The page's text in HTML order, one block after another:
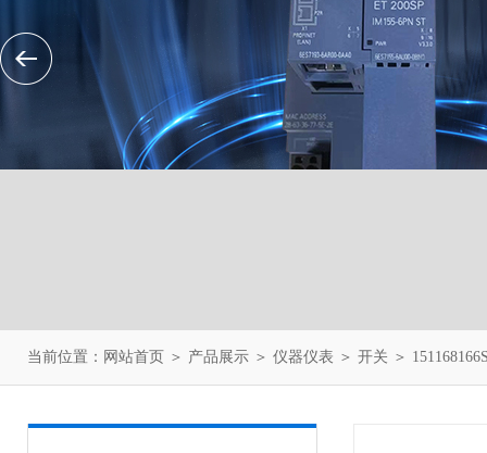
当前位置： 网站首页 ＞ 产品展示 ＞ 仪器仪表 ＞ 开关 ＞